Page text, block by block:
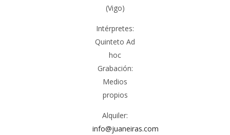
(Vigo)
Intérpretes:
Quinteto Ad
hoc
Grabación:
Medios
propios
Alquiler:
info@juaneiras.com